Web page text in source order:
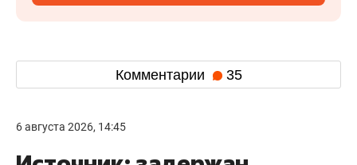
Комментарии 35
6 августа 2026, 14:45